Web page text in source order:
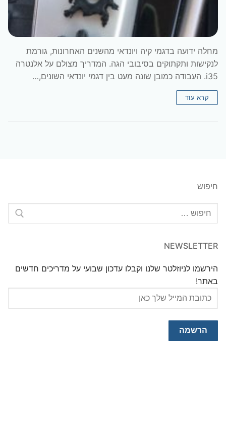
מחלה ידועה בדגמי קיה ויונדאי מהשנים האחרונות, גורמת
לנקישות ותקתוקים בסיבובי הגה. המדריך מצולם על אלנטרה
i35. העבודה כמובן שונה מעט בין דגמי יונדאי השונים,…
קרא עוד
חיפוש
NEWSLETTER
הירשמו לניוזלטר שלנו וקבלו עדכון שבועי על מדריכים חדשים
באתר!